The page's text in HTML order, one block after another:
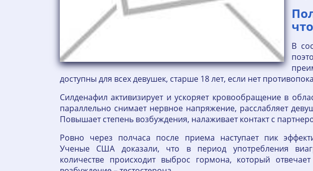
В
доступны для всех девушек, старше 18 лет, если нет
Силденафил активизирует и ускоряет кровообращение в
параллельно снимает нервное напряжение, расслабляет
Повышает степень возбуждения, налаживает контакт с
Ровно через полчаса после приема наступает пик
Ученые США доказали, что в период употребления
количестве происходит выброс гормона, который